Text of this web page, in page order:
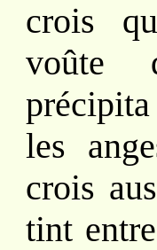
crois
voûte
les
crois
tint